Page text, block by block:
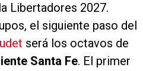
Libertadores 2027.
el siguiente paso del
será los octavos de
Santa Fe. El primer